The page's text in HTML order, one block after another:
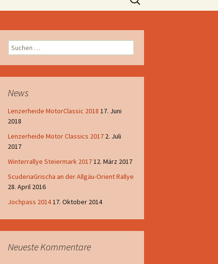
nach:
Suchen
nach:
News
Lenzerheide MotorClassic 2018 17. Juni
2018
Lenzerheide Motor Classics 2017 2. Juli
2017
Winterrallye Steiermark 201712. März 2017
ScuderiaGrischa an der Allgäu-Orient Rallye
28. April 2016
Jochpass 201417. Oktober 2014
Neueste Kommentare